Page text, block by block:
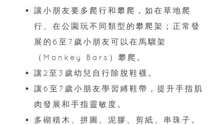
讓小朋友要多爬行和攀爬，如在草地爬
行、在公園玩不同類型的攀爬架；正常發
展的6至7歲小朋友可以在馬騮架
（Monkey Bars）攀爬。
讓2至3歲幼兒自行除脫鞋襪。
讓6至7歲小朋友學習縛鞋帶，提升手指肌
肉發展和手指靈敏度。
多砌積木、拼圖、泥膠、剪紙、串珠子。